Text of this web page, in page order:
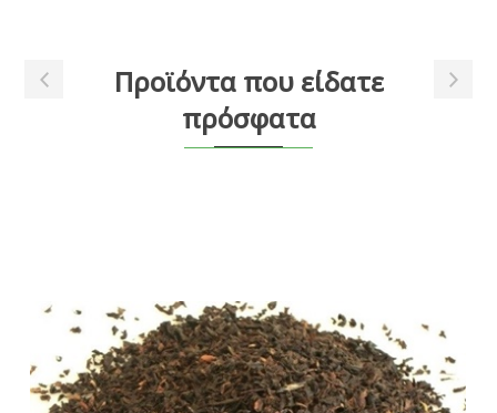
Προϊόντα που είδατε
πρόσφατα